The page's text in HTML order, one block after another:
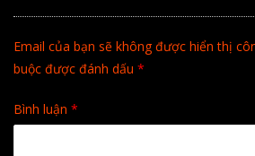
Email của bạn sẽ không được hiển thị
buộc được đánh dấu *
Bình luận *